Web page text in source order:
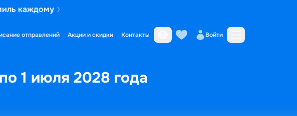
каждому
отправлений Акции и скидки Контакты Войти
1 июля 2028 года